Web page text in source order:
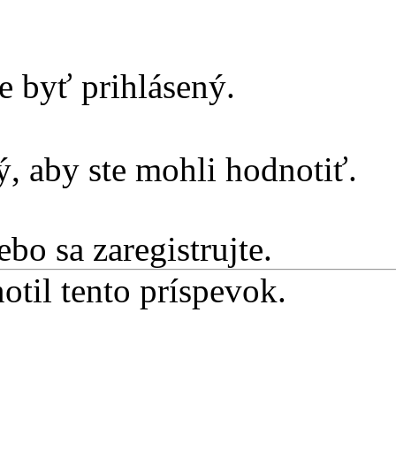
byť prihlásený.
aby ste mohli hodnotiť.
sa zaregistrujte.
tento príspevok.